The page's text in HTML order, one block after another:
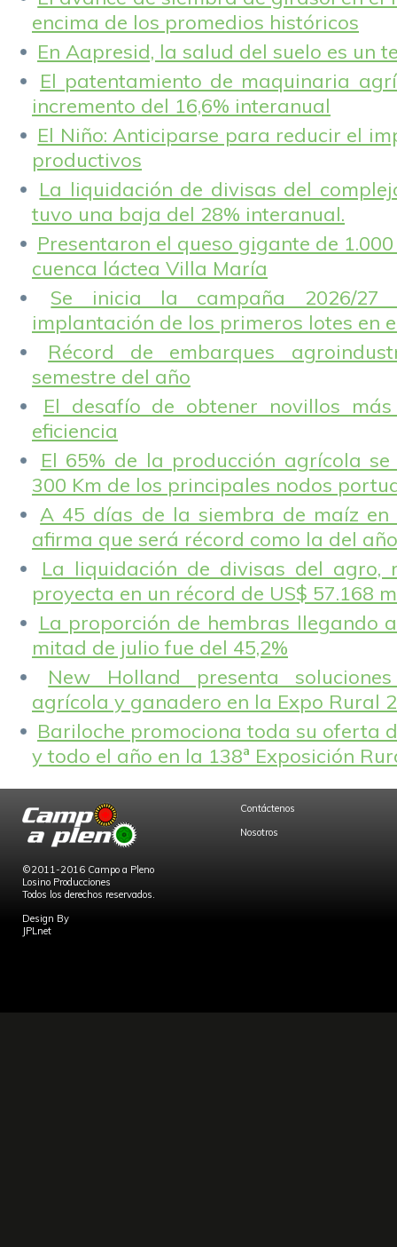
encima de los promedios históricos
En Aapresid, la salud del suelo es un
El patentamiento de maquinaria
incremento del 16,6% interanual
El Niño: Anticiparse para reducir el
productivos
La liquidación de divisas del
tuvo una baja del 28% interanual.
Presentaron el queso gigante de
cuenca láctea Villa María
Se inicia la campaña 2026/
implantación de los primeros lotes en
Récord de embarques
semestre del año
El desafío de obtener novillos
eficiencia
El 65% de la producción agrícola
300 Km de los principales nodos
A 45 días de la siembra de maíz en
afirma que será récord como la del
La liquidación de divisas del agro,
proyecta en un récord de US$ 57.168
La proporción de hembras llegando
mitad de julio fue del 45,2%
New Holland presenta
agrícola y ganadero en la Expo Rural
Bariloche promociona toda su oferta
y todo el año en la 138ª Exposición
©2011-2016 Campo a Pleno
Losino Producciones
Todos los derechos reservados.
Design By
JPLnet
Contáctenos
Nosotros